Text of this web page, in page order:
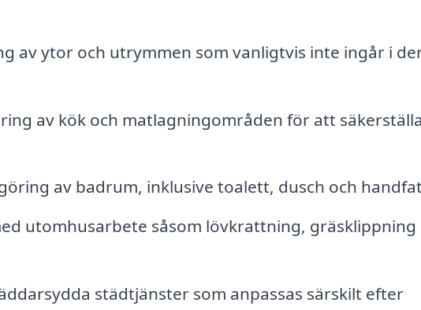
av ytor och utrymmen som vanligtvis inte ingår i
av kök och matlagningområden för att säkerställa
av badrum, inklusive toalett, dusch och
utomhusarbete såsom lövkrattning, gräsklippning
städtjänster som anpassas särskilt efter